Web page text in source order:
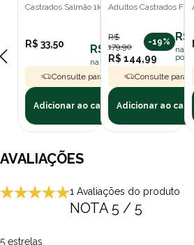
Castrados Salmão 1kg
R$ 33,50 R$ 30,15
na assinatura polipet
Consulte para Frete Grátis
Adicionar ao carrinho
Adultos Castrados
R$
179,90
-19%
R$ 144,99
R$
na
Consulte para
Adicionar ao
AVALIAÇÕES
1 Avaliações do produto
NOTA 5 / 5
5 estrelas